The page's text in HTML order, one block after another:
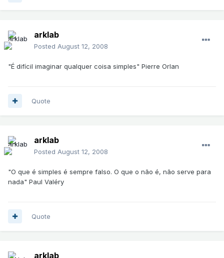
arklab
Posted August 12, 2008
"É difícil imaginar qualquer coisa simples" Pierre Orlan
Quote
arklab
Posted August 12, 2008
"O que é simples é sempre falso. O que o não é, não serve para
nada" Paul Valéry
Quote
arklab